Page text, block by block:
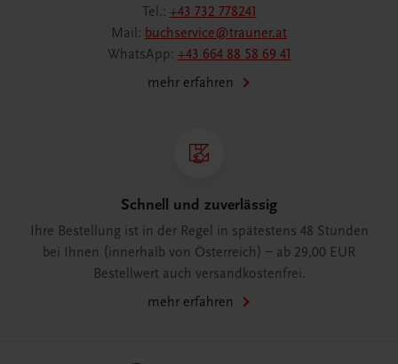
Tel.: +43 732 778241
Mail: buchservice@trauner.at
WhatsApp: +43 664 88 58 69 41
mehr erfahren
Schnell und zuverlässig
Ihre Bestellung ist in der Regel in spätestens 48 Stunden
bei Ihnen (innerhalb von Österreich) – ab 29,00 EUR
Bestellwert auch versandkostenfrei.
mehr erfahren